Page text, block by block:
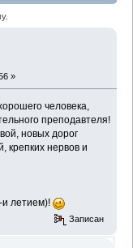
»
человека,
преподавтеля!
новых дорог
крепких нервов и
и летием)!
Записан